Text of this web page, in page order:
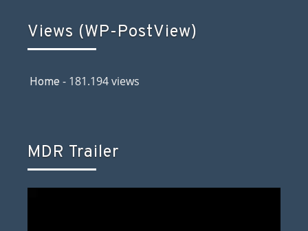
Views (WP-PostView)
Home - 181.194 views
MDR Trailer